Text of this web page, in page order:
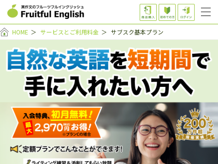
HOME ＞ サービスとご利用料金 ＞ サブスク基本プラン